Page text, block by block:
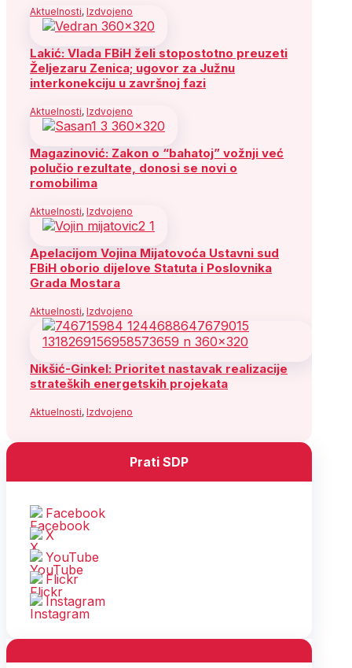
Aktuelnosti, Izdvojeno
Lakić: Vlada FBiH želi stopostotno preuzeti
Željezaru Zenica; ugovor za Južnu
interkonekciju u završnoj fazi
Aktuelnosti, Izdvojeno
Magazinović: Zakon o “bahatoj” vožnji već
polučio rezultate, donosi se novi o
romobilima
Aktuelnosti, Izdvojeno
Apelacijom Vojina Mijatovoća Ustavni sud
FBiH oborio dijelove Statuta i Poslovnika
Grada Mostara
Aktuelnosti, Izdvojeno
Nikšić-Ginkel: Prioritet nastavak realizacije
strateških energetskih projekata
Aktuelnosti, Izdvojeno
Prati SDP
Facebook
X
YouTube
Flickr
Instagram